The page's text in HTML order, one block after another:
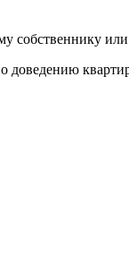
собственнику